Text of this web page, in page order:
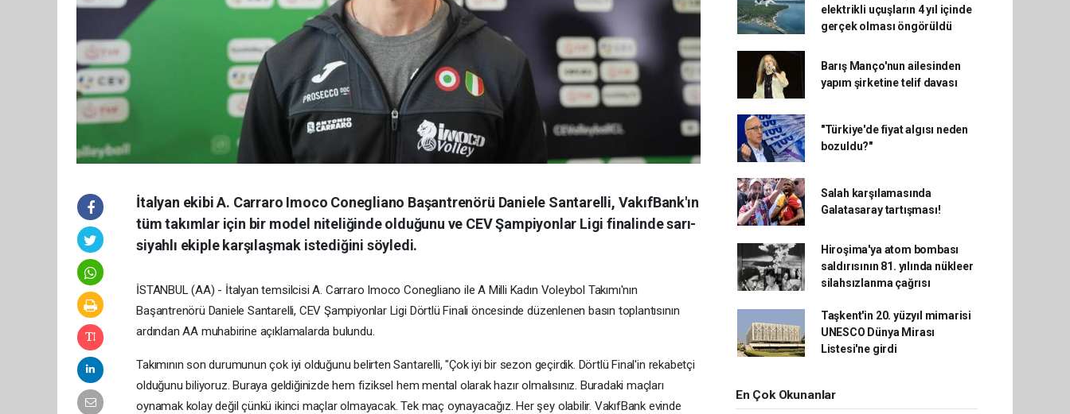
İtalyan ekibi A. Carraro Imoco Conegliano Başantrenörü Daniele Santarelli, VakıfBank'ın
tüm takımlar için bir model niteliğinde olduğunu ve CEV Şampiyonlar Ligi finalinde sarı-
siyahlı ekiple karşılaşmak istediğini söyledi.
İSTANBUL (AA) - İtalyan temsilcisi A. Carraro Imoco Conegliano ile A Milli Kadın Voleybol Takımı'nın
Başantrenörü Daniele Santarelli, CEV Şampiyonlar Ligi Dörtlü Finali öncesinde düzenlenen basın toplantısının
ardından AA muhabirine açıklamalarda bulundu.
Takımının son durumunun çok iyi olduğunu belirten Santarelli, "Çok iyi bir sezon geçirdik. Dörtlü Final'in rekabetçi
olduğunu biliyoruz. Buraya geldiğinizde hem fiziksel hem mental olarak hazır olmalısınız. Buradaki maçları
oynamak kolay değil çünkü ikinci maçlar olmayacak. Tek maç oynayacağız. Her şey olabilir. VakıfBank evinde
elektrikli uçuşların 4 yıl içinde
gerçek olması öngörüldü
Barış Manço'nun ailesinden
yapım şirketine telif davası
"Türkiye'de fiyat algısı neden
bozuldu?"
Salah karşılamasında
Galatasaray tartışması!
Hiroşima'ya atom bombası
saldırısının 81. yılında nükleer
silahsızlanma çağrısı
Taşkent'in 20. yüzyıl mimarisi
UNESCO Dünya Mirası
Listesi'ne girdi
En Çok Okunanlar